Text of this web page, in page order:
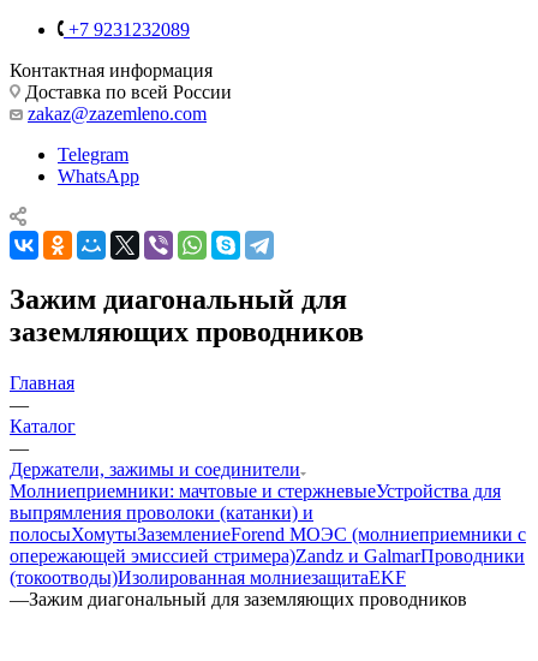
+7 9231232089
Контактная информация
Доставка по всей России
zakaz@zazemleno.com
Telegram
WhatsApp
Зажим диагональный для
заземляющих проводников
Главная
—
Каталог
—
Держатели, зажимы и соединители
Молниеприемники: мачтовые и стержневыеУстройства для
выпрямления проволоки (катанки) и
полосыХомутыЗаземлениеForend МОЭС (молниеприемники с
опережающей эмиссией стримера)Zandz и GalmarПроводники
(токоотводы)Изолированная молниезащитаEKF
—Зажим диагональный для заземляющих проводников